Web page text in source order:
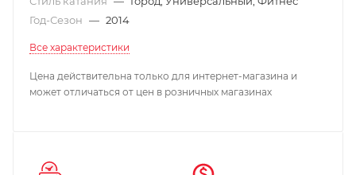
Год-Сезон — 2014
Все характеристики
Цена действительна только для интернет-магазина и
может отличаться от цен в розничных магазинах